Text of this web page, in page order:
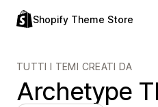
Shopify Theme Store
TUTTI I TEMI CREATI DA
Archetype